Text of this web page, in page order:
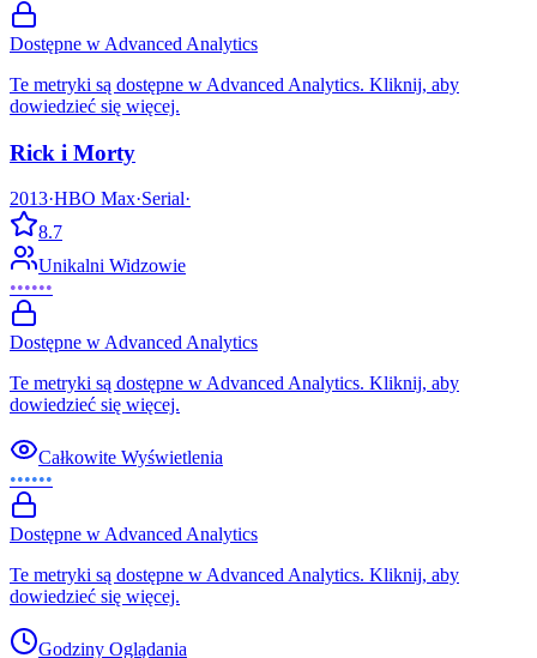
Dostępne w Advanced Analytics
Te metryki są dostępne w Advanced Analytics. Kliknij, aby
dowiedzieć się więcej.
Rick i Morty
2013·HBO Max·Serial·
8.7
Unikalni Widzowie
••••••
Dostępne w Advanced Analytics
Te metryki są dostępne w Advanced Analytics. Kliknij, aby
dowiedzieć się więcej.
Całkowite Wyświetlenia
••••••
Dostępne w Advanced Analytics
Te metryki są dostępne w Advanced Analytics. Kliknij, aby
dowiedzieć się więcej.
Godziny Oglądania